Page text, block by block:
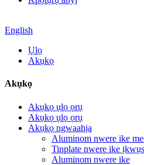
English
Ụlọ
Akụkọ
Akụkọ
Akụkọ ụlọ ọrụ
Akụkọ ụlọ ọrụ
Akụkọ ngwaahịa
Aluminom nwere ike
Tinplate nwere ike
Aluminom nwere ike